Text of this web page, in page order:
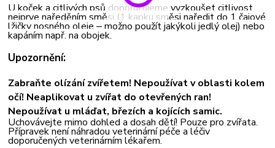
U koček a citlivých psů doporučujeme vyzkoušet citlivost
nejprve naředěním směsi (1 kapku směsi naředit do 1 čajové
lžičky nosného oleje‒možno použít jakýkoli jedlý olej) nebo
kapáním např. na obojek.
Upozornění:
Zabraňte olízání zvířetem! Nepoužívat v oblasti kolem
očí! Neaplikovat u zvířat do otevřených ran!
Nepoužívat u mláďat, březích a kojících samic.
Uchovávejte mimo dohled a dosah dětí! Pouze pro zvířata.
Přípravek není náhradou veterinární péče a léčiv
doporučených veterinárním lékařem.